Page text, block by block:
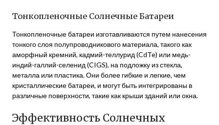
Тонкопленочные Солнечные Батареи
Тонкопленочные батареи изготавливаются путем нанесения
тонкого слоя полупроводникового материала, такого как
аморфный кремний, кадмий-теллурид (CdTe) или медь-
индий-галлий-селенид (CIGS), на подложку из стекла,
металла или пластика. Они более гибкие и легкие, чем
кристаллические батареи, и могут быть интегрированы в
различные поверхности, такие как крыши зданий или окна.
Эффективность Солнечных